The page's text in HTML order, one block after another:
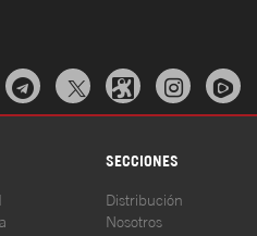
  
SECCIONES
Distribución
Nosotros